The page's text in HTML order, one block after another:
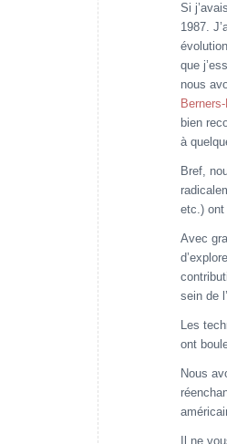
Si
1987.
que
nous
bien
à
Bref,
etc.) ont
Avec
sein de
Les
ont
Nous
Il ne